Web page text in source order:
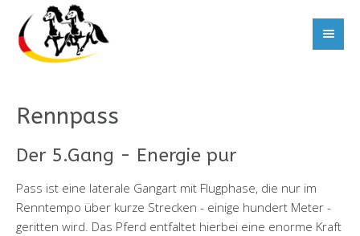
Rennpass
Der 5.Gang - Energie pur
Pass ist eine laterale Gangart mit Flugphase, die nur im
Renntempo über kurze Strecken - einige hundert Meter -
geritten wird. Das Pferd entfaltet hierbei eine enorme Kraft